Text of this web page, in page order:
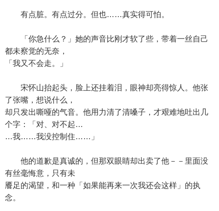
有点脏。有点过分。但也……真实得可怕。
「你急什么？」她的声音比刚才软了些，带着一丝自己
都未察觉的无奈，
「我又不会走。」
宋怀山抬起头，脸上还挂着泪，眼神却亮得惊人。他张
了张嘴，想说什么，
却只发出嘶哑的气音。他用力清了清嗓子，才艰难地吐出几
个字：「对、对不起…
…我……我没控制住……」
他的道歉是真诚的，但那双眼睛却出卖了他－－里面没
有丝毫悔意，只有未
餍足的渴望，和一种「如果能再来一次我还会这样」的执
念。